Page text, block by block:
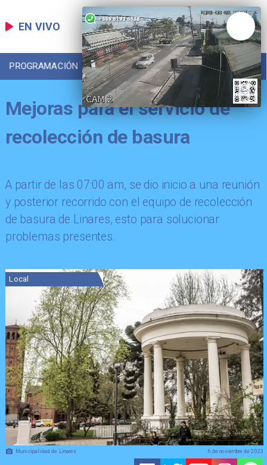
EN VIVO
PROGRAMACIÓN LOCAL DEPORTES
Mejoras para el servicio de
recolección de basura
A partir de las 07:00 am, se dio inicio a una reunión
y posterior recorrido con el equipo de recolección
de basura de Linares, esto para solucionar
problemas presentes.
Municipalidad de Linares
Local
6 de noviembre de 2023